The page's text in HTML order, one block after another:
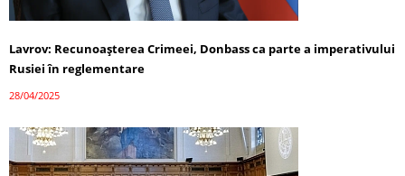
Lavrov: Recunoașterea Crimeei, Donbass ca parte a imperativului
Rusiei în reglementare
28/04/2025